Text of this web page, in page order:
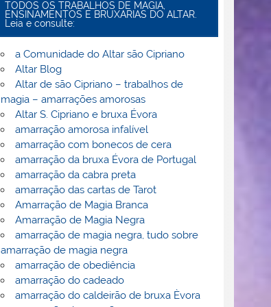
TODOS OS TRABALHOS DE MAGIA,
ENSINAMENTOS E BRUXARIAS DO ALTAR.
Leia e consulte:
a Comunidade do Altar são Cipriano
Altar Blog
Altar de são Cipriano – trabalhos de
magia – amarrações amorosas
Altar S. Cipriano e bruxa Évora
amarração amorosa infalível
amarração com bonecos de cera
amarração da bruxa Évora de Portugal
amarração da cabra preta
amarração das cartas de Tarot
Amarração de Magia Branca
Amarração de Magia Negra
amarração de magia negra, tudo sobre
amarração de magia negra
amarração de obediência
amarração do cadeado
amarração do caldeirão de bruxa Èvora